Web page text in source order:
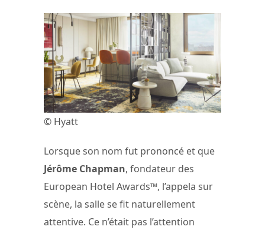
© Hyatt
Lorsque son nom fut prononcé et que
Jérôme Chapman, fondateur des
European Hotel Awards™, l’appela sur
scène, la salle se fit naturellement
attentive. Ce n’était pas l’attention